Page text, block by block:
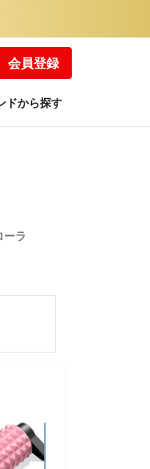
会員登録
ドから探す
ーラ